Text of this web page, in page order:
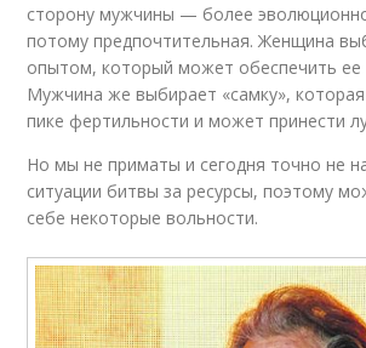
сторону мужчины — более
потому предпочтительная. Женщина
опытом, который может обеспечить ее
Мужчина же выбирает «самку»,
пике фертильности и может принести
Но мы не приматы и сегодня точно не
ситуации битвы за ресурсы, поэтому
себе некоторые вольности.